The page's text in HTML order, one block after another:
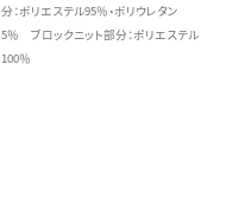
分：ポリエステル95％・ポリウレタン
5％ ブロックニット部分：ポリエステル
100％